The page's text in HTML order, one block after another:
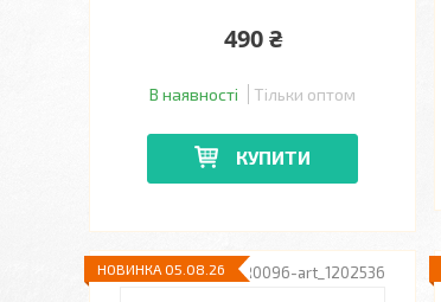
490 ₴
В наявності Тільки оптом
КУПИТИ
R0096-art_1202536
НОВИНКА 05.08.26